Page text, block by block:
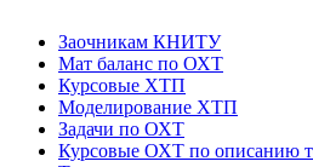
Заочникам КНИТУ
Мат баланс по ОХТ
Курсовые ХТП
Моделирование ХТП
Задачи по ОХТ
Курсовые ОХТ по описанию